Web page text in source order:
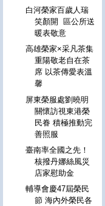
白河榮家百歲人瑞
笑顏開 區公所送
暖表敬意
高雄榮家×采凡茶集
重陽敬老自在茶
席 以茶傳愛表溫
馨
屏東榮服處劉曉明
關懷訪視東港榮
民眷 積極推動完
善照服
臺南率全國之先！
核撥丹娜絲風災
店家慰助金
輔導會慶47屆榮民
節 海內外榮民各